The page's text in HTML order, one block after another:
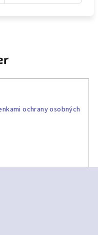
ochrany osobných